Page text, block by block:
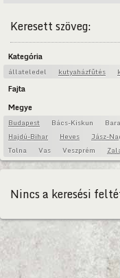
Keresett szöveg:
Kategória
állateledel kutyaházfűtés
Fajta
Megye
Budapest Bács-Kiskun
Hajdú-Bihar
Heves Jász-
Tolna
Vas Veszprém
Nincs a keresési